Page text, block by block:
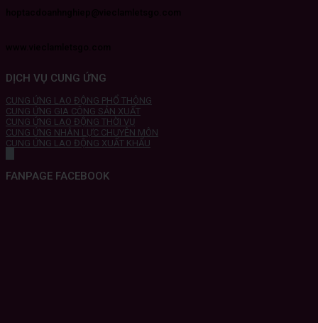
DỊCH VỤ CUNG ỨNG
CUNG ỨNG LAO ĐỘNG PHỔ THÔNG
CUNG ỨNG GIA CÔNG SẢN XUẤT
CUNG ỨNG LAO ĐỘNG THỜI VỤ
CUNG ỨNG NHÂN LỰC CHUYÊN MÔN
CUNG ỨNG LAO ĐỘNG XUẤT KHẨU
FANPAGE FACEBOOK